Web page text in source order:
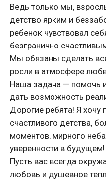
Ведь только мы,
детство ярким и
ребенок чувствовал
безгранично
Мы обязаны сделать
росли в атмосфере
Наша задача — помочь
дать возможность
Дорогие ребята! Я хочу
счастливого детства,
моментов, мирного
уверенности в будущем!
Пусть вас всегда
любовь и душевное